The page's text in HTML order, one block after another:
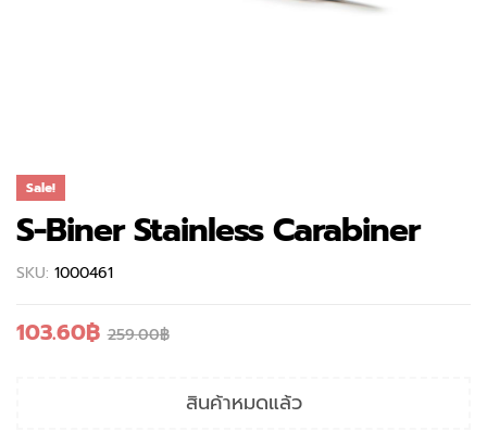
Sale!
S-Biner Stainless Carabiner
SKU: 1000461
259.00฿
103.60฿
สินค้าหมดแล้ว